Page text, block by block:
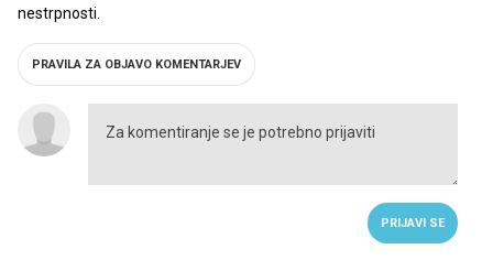
nestrpnosti.
PRAVILA ZA OBJAVO KOMENTARJEV
PRIJAVI SE